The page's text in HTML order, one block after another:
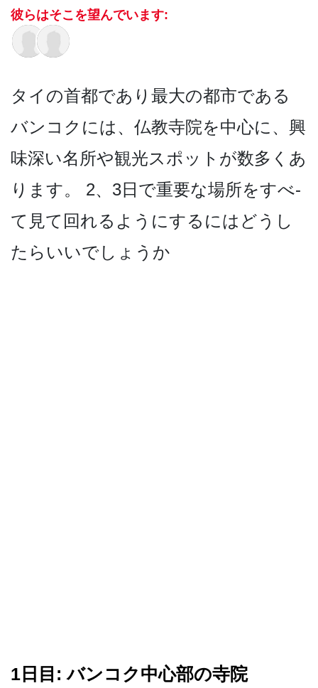
彼らはそこを望んでいます:
タイの首都であり最大の都市­である
バンコクには、仏教寺院を中心に、興
味深い名­所や観光スポットが数多くあ
ります。 2、3日で重要な場所をすべ­
て見て回れるようにするにはどうし
たらいいでしょうか
1日目: バンコク中心部の寺院